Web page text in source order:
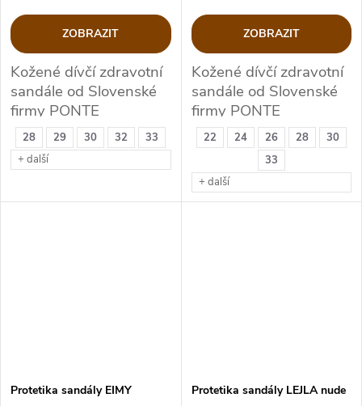
28 29 30 32
33
+ další
ZOBRAZIT
Kožené dívčí zdravotní
sandále od Slovenské
firmy PONTE
22 24 26 28
30
33
+ další
ZOBRAZIT
Kožené dívčí zdravotní
sandále od Slovenské
firmy PONTE
Protetika sandály EIMY Protetika sandály LEJLA nude